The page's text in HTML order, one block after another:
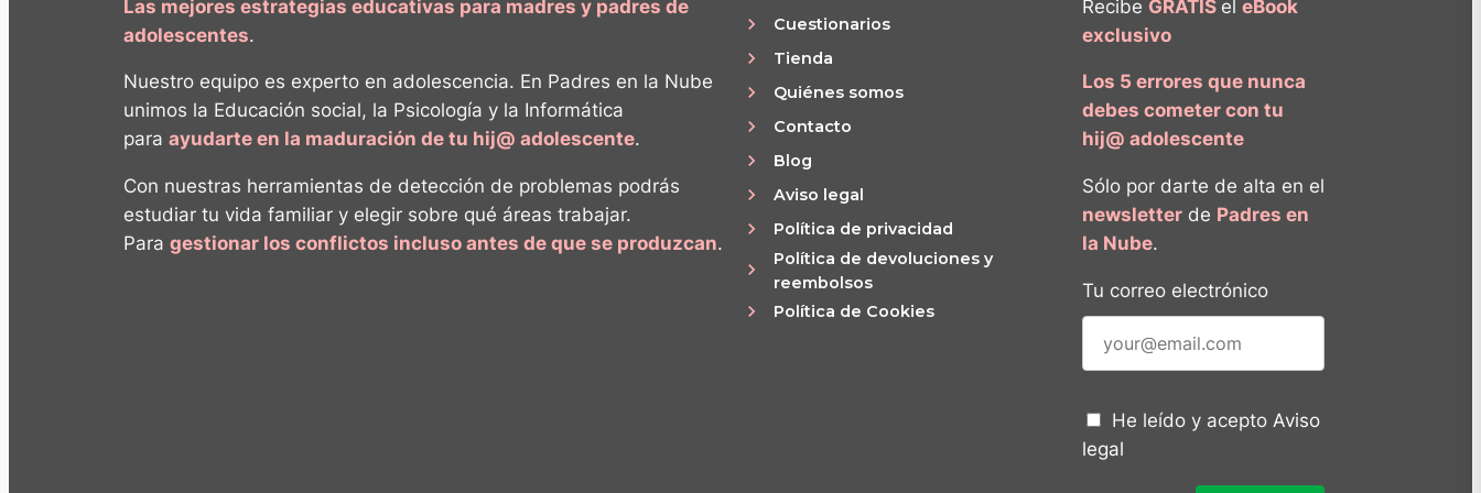
Las mejores estrategias educativas para madres y padres de
adolescentes.
Nuestro equipo es experto en adolescencia. En Padres en la Nube
unimos la Educación social, la Psicología y la Informática
para ayudarte en la maduración de tu hij@ adolescente.
Con nuestras herramientas de detección de problemas podrás
estudiar tu vida familiar y elegir sobre qué áreas trabajar.
Para gestionar los conflictos incluso antes de que se produzcan.
Cuestionarios
Tienda
Quiénes somos
Contacto
Blog
Aviso legal
Política de privacidad
Política de devoluciones y
reembolsos
Política de Cookies
Recibe GRATIS el eBook
exclusivo
Los 5 errores que nunca
debes cometer con tu
hij@ adolescente
Sólo por darte de alta en el
newsletter de Padres en
la Nube.
Tu correo electrónico
He leído y acepto Aviso
legal